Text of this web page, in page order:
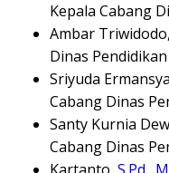
Kepala Cabang
Ambar Triwidodo,
Dinas
Sriyuda
Cabang Dinas
Santy Kurnia
Cabang Dinas